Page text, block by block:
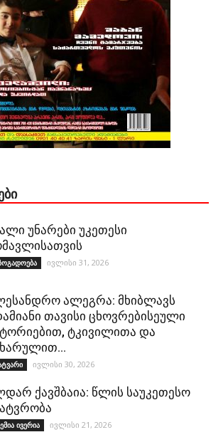
უნარები უკეთესი
ივლისი 31, 2026
ალეგრა: მხიბლავს
თავისი ცხოვრებისეული
ტკივილითა და
ივლისი 30, 2026
ქავშბაია: წლის საუკეთესო
ივერია ივლისი 21, 2026